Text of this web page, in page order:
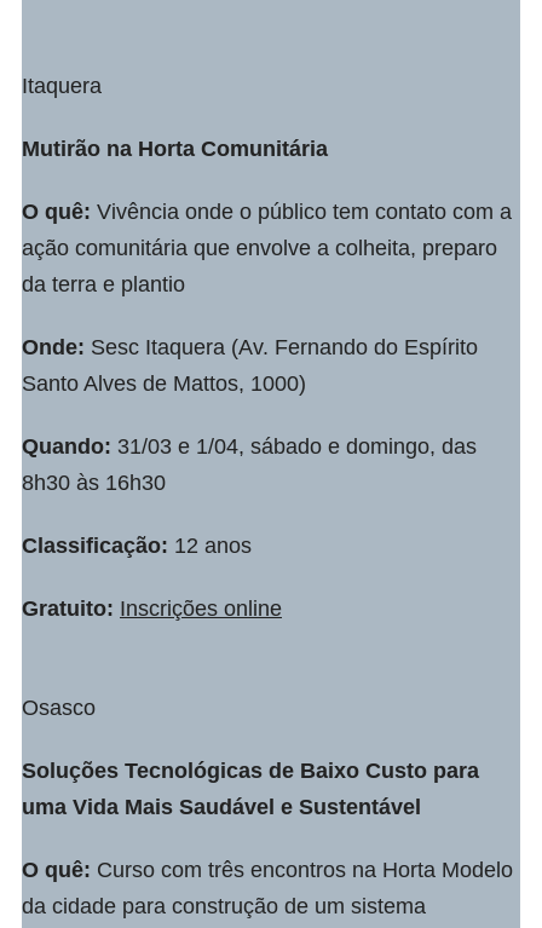
Itaquera
Mutirão na Horta Comunitária
O quê: Vivência onde o público tem contato com a
ação comunitária que envolve a colheita, preparo
da terra e plantio
Onde: Sesc Itaquera (Av. Fernando do Espírito
Santo Alves de Mattos, 1000)
Quando: 31/03 e 1/04, sábado e domingo, das
8h30 às 16h30
Classificação: 12 anos
Gratuito: Inscrições online
Osasco
Soluções Tecnológicas de Baixo Custo para
uma Vida Mais Saudável e Sustentável
O quê: Curso com três encontros na Horta Modelo
da cidade para construção de um sistema